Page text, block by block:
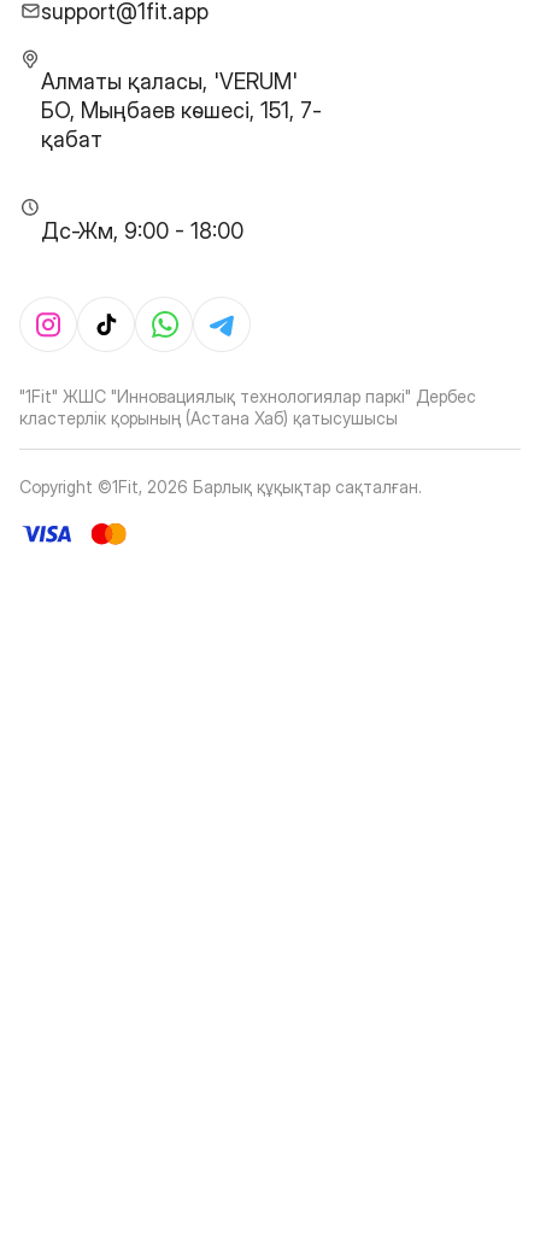
support@1fit.app
Алматы қаласы, 'VERUM'
БО, Мыңбаев көшесі, 151, 7-
қабат
Дс-Жм, 9:00 - 18:00
"1Fit" ЖШС "Инновациялық технологиялар паркі" Дербес
кластерлік қорының (Астана Хаб) қатысушысы
Copyright ©1Fit, 2026 Барлық құқықтар сақталған.